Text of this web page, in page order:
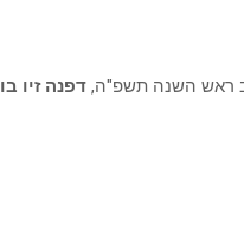
ראש השנה תשפ"ה, דפנה זיו